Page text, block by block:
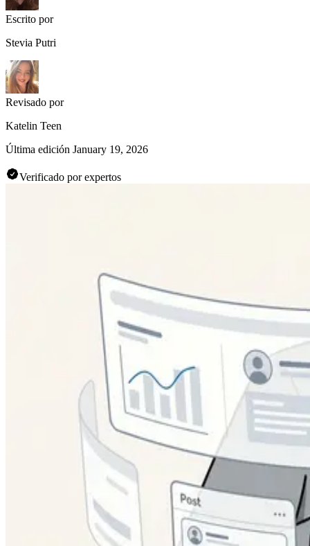
Escrito por
Stevia Putri
Revisado por
Katelin Teen
Última edición January 19, 2026
Verificado por expertos